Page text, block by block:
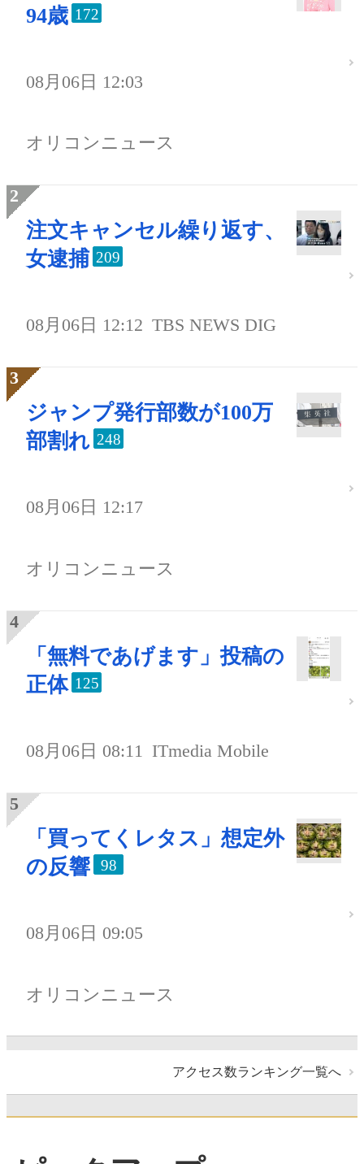
94歳 172
08月06日 12:03
オリコンニュース
注文キャンセル繰り返す、
女逮捕 209
08月06日 12:12 TBS NEWS DIG
ジャンプ発行部数が100万
部割れ 248
08月06日 12:17
オリコンニュース
「無料であげます」投稿の
正体 125
08月06日 08:11 ITmedia Mobile
「買ってくレタス」想定外
の反響
98
08月06日 09:05
オリコンニュース
アクセス数ランキング一覧へ